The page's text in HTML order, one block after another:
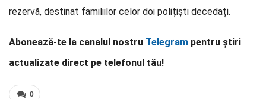
rezervă, destinat familiilor celor doi polițiști decedați.
Abonează-te la canalul nostru Telegram pentru știri
actualizate direct pe telefonul tău!
0